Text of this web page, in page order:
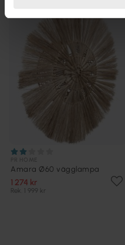
Amara Ø60 vägglampa
1 274 kr
Rek. 1 999 kr